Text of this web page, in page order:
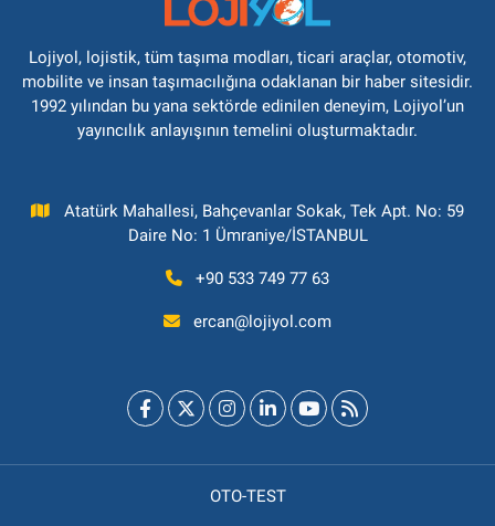
Lojiyol, lojistik, tüm taşıma modları, ticari araçlar, otomotiv,
mobilite ve insan taşımacılığına odaklanan bir haber sitesidir.
1992 yılından bu yana sektörde edinilen deneyim, Lojiyol’un
yayıncılık anlayışının temelini oluşturmaktadır.
Atatürk Mahallesi, Bahçevanlar Sokak, Tek Apt. No: 59
Daire No: 1 Ümraniye/İSTANBUL
+90 533 749 77 63
ercan@lojiyol.com
OTO-TEST